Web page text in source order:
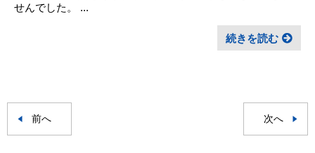
せんでした。 ...
続きを読む
前へ 次へ